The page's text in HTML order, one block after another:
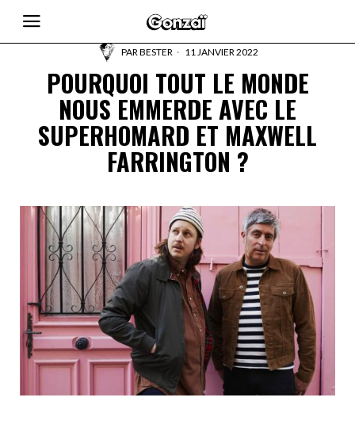
PARBESTER 11 JANVIER 2022
POURQUOI TOUT LE MONDE
NOUS EMMERDE AVEC LE
SUPERHOMARD ET MAXWELL
FARRINGTON ?